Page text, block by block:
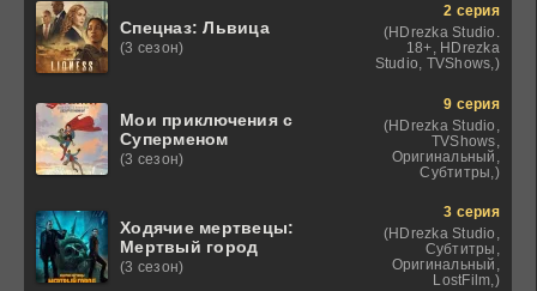
Спецназ: Львица
(3 сезон)
2 серия
(HDrezka Studio.
18+, HDrezka
Studio, TVShows,)
Мои приключения с
Суперменом
(3 сезон)
9 серия
(HDrezka Studio,
TVShows,
Оригинальный,
Субтитры,)
Ходячие мертвецы:
Мертвый город
(3 сезон)
3 серия
(HDrezka Studio,
Субтитры,
Оригинальный,
LostFilm,)